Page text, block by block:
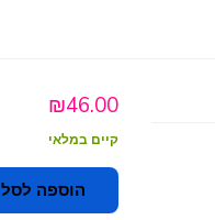
₪46.00
קיים במלאי
הוספה לסל